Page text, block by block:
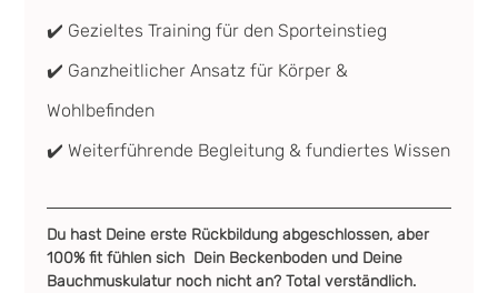
✔️ Gezieltes Training für den Sporteinstieg
✔️ Ganzheitlicher Ansatz für Körper &
Wohlbefinden
✔️ Weiterführende Begleitung & fundiertes Wissen
Du hast Deine erste Rückbildung abgeschlossen, aber
100% fit fühlen sich  Dein Beckenboden und Deine
Bauchmuskulatur noch nicht an? Total verständlich.